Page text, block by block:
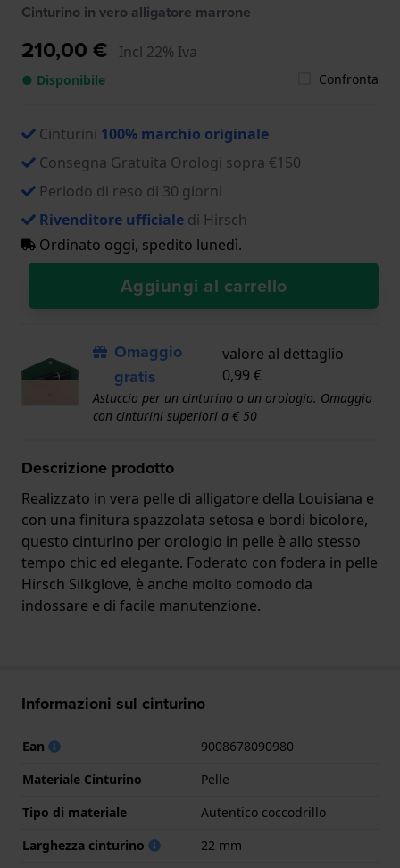
Cinturino in vero alligatore marrone
210,00 € Incl 22% Iva
● Disponibile Confronta
Cinturini 100% marchio originale
Consegna Gratuita Orologi sopra €150
Periodo di reso di 30 giorni
Rivenditore ufficiale di Hirsch
Ordinato oggi, spedito lunedì.
Aggiungi al carrello
Omaggio
gratis
valore al dettaglio
0,99 €
Astuccio per un cinturino o un orologio. Omaggio
con cinturini superiori a € 50
Descrizione prodotto
Realizzato in vera pelle di alligatore della Louisiana e
con una finitura spazzolata setosa e bordi bicolore,
questo cinturino per orologio in pelle è allo stesso
tempo chic ed elegante. Foderato con fodera in pelle
Hirsch Silkglove, è anche molto comodo da
indossare e di facile manutenzione.
Informazioni sul cinturino
Ean
9008678090980
Materiale Cinturino
Pelle
Tipo di materiale
Autentico coccodrillo
Larghezza cinturino
22 mm